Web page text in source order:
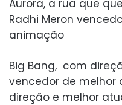
Aurora, a rua que
Radhi Meron
animação
Big Bang, com
vencedor de melhor
direção e melhor